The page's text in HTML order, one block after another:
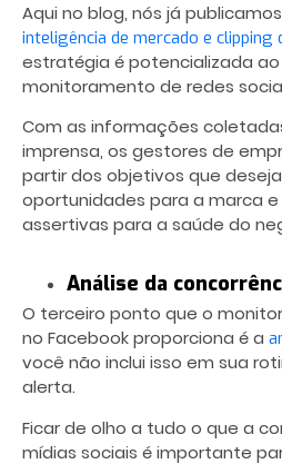
Aqui no blog, nós já
inteligência de mercado e clipping
estratégia é potencializada ao
monitoramento de redes
Com as informações
imprensa, os gestores de
partir dos objetivos que
oportunidades para a marca
assertivas para a saúde do
Análise da
O terceiro ponto que o
no Facebook proporciona é a
você não inclui isso em sua
alerta.
Ficar de olho a tudo o que a
mídias sociais é importante